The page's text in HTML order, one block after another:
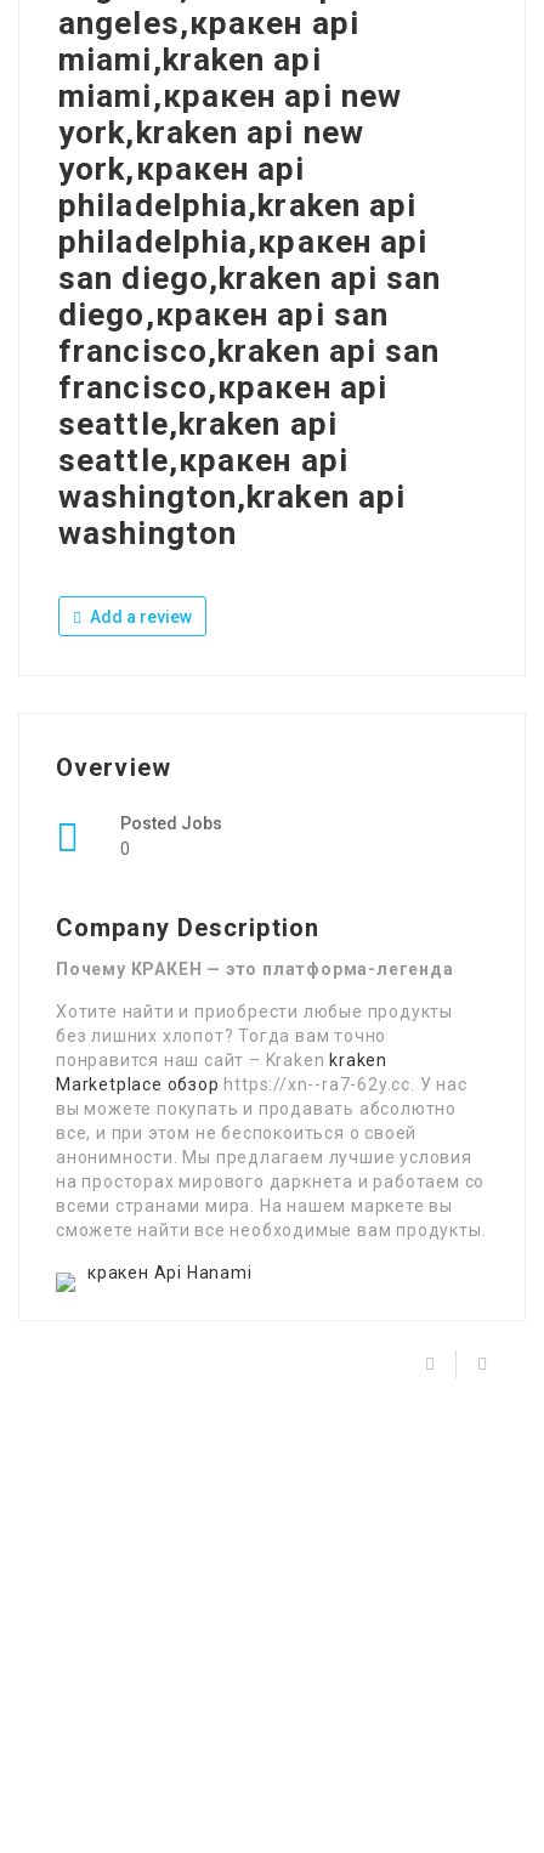
angeles,кракен api
miami,kraken api
miami,кракен api new
york,kraken api new
york,кракен api
philadelphia,kraken api
philadelphia,кракен api
san diego,kraken api san
diego,кракен api san
francisco,kraken api san
francisco,кракен api
seattle,kraken api
seattle,кракен api
washington,kraken api
washington
Add a review
Overview
Posted Jobs
0
Company Description
Почему КРАКЕН — это платформа-легенда
Хотите найти и приобрести любые продукты
без лишних хлопот? Тогда вам точно
понравится наш сайт – Kraken kraken
Marketplace обзор https://xn--ra7-62y.cc. У нас
вы можете покупать и продавать абсолютно
все, и при этом не беспокоиться о своей
анонимности. Мы предлагаем лучшие условия
на просторах мирового даркнета и работаем со
всеми странами мира. На нашем маркете вы
сможете найти все необходимые вам продукты.
кракен Api Hanami